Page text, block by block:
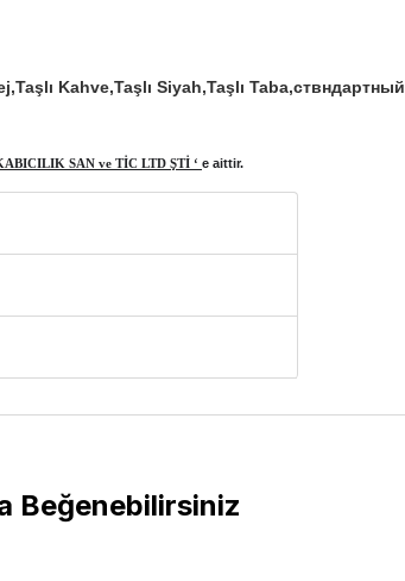
Kahve,Taşlı Siyah,Taşlı Taba,ствндартный
SAN ve TİC LTD ŞTİ ‘ e aittir.
Beğenebilirsiniz